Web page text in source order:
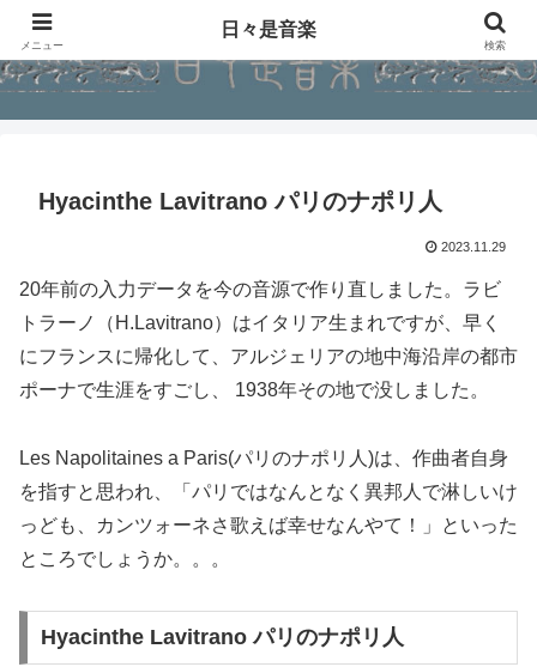
Hyacinthe Lavitrano パリのナポリ人
2023.11.29
20年前の入力データを今の音源で作り直しました。ラビ
トラーノ（H.Lavitrano）はイタリア生まれですが、早く
にフランスに帰化して、アルジェリアの地中海沿岸の都市
ポーナで生涯をすごし、 1938年その地で没しました。
Les Napolitaines a Paris(パリのナポリ人)は、作曲者自身
を指すと思われ、「パリではなんとなく異邦人で淋しいけ
っども、カンツォーネさ歌えば幸せなんやて！」といった
ところでしょうか。。。
Hyacinthe Lavitrano パリのナポリ人
メニュー
日々是音楽
検索